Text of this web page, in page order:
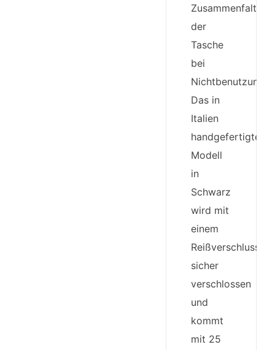
Zusammenfalten
der
Tasche
bei
Nichtbenutzung.
Das in
Italien
handgefertigte
Modell
in
Schwarz
wird mit
einem
Reißverschluss
sicher
verschlossen
und
kommt
mit 25